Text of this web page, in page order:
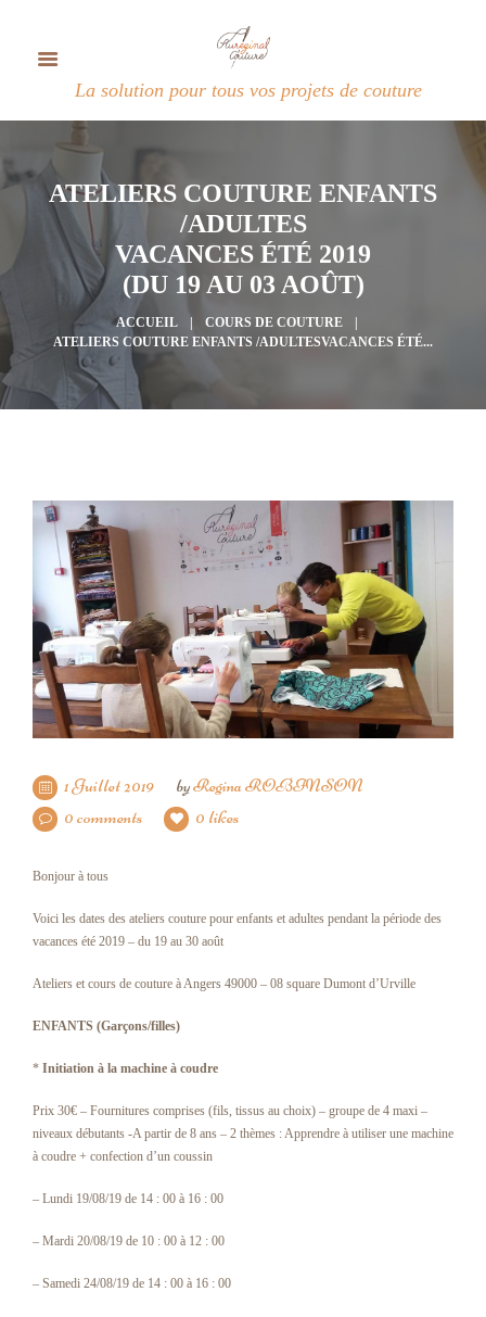
La solution pour tous vos projets de couture
ATELIERS COUTURE ENFANTS
/ADULTES
VACANCES ÉTÉ 2019
(DU 19 AU 03 AOÛT)
ACCUEIL
COURS DE COUTURE
ATELIERS COUTURE ENFANTS /ADULTESVACANCES ÉTÉ...
1 Juillet 2019 byRegina ROBINSON
0 comments
0 likes
Bonjour à tous
Voici les dates des ateliers couture pour enfants et adultes pendant la période des
vacances été 2019 – du 19 au 30 août
Ateliers et cours de couture à Angers 49000 – 08 square Dumont d’Urville
ENFANTS (Garçons/filles)
* Initiation à la machine à coudre
Prix 30€ – Fournitures comprises (fils, tissus au choix) – groupe de 4 maxi –
niveaux débutants -A partir de 8 ans – 2 thèmes : Apprendre à utiliser une machine
à coudre + confection d’un coussin
– Lundi 19/08/19 de 14 : 00 à 16 : 00
– Mardi 20/08/19 de 10 : 00 à 12 : 00
– Samedi 24/08/19 de 14 : 00 à 16 : 00